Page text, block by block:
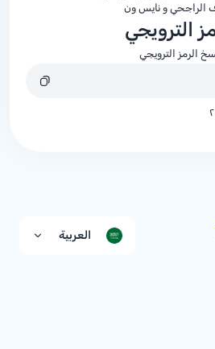
الراجحي و نايس ون
الترويجي
الرمز الترويجي
العربية